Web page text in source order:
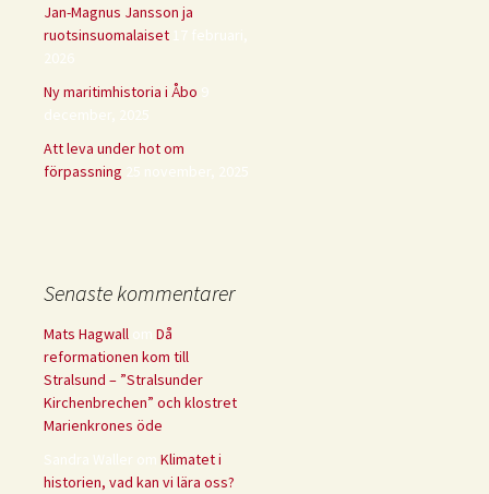
Jan-Magnus Jansson ja
ruotsinsuomalaiset 17 februari,
2026
Ny maritimhistoria i Åbo 9
december, 2025
Att leva under hot om
förpassning
25 november, 2025
Senaste kommentarer
Mats Hagwall om Då
reformationen kom till
Stralsund – ”Stralsunder
Kirchenbrechen” och klostret
Marienkrones öde
Sandra Waller om Klimatet i
historien, vad kan vi lära oss?